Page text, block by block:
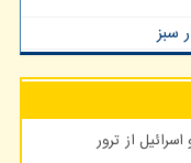
سبز
از ترور